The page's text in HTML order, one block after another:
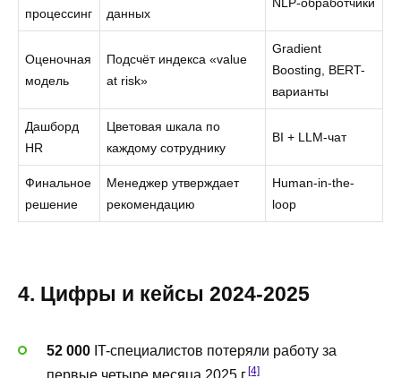
процессинг
данных
Оценочная
модель
Подсчёт индекса «value
at risk»
Gradient
Boosting, BERT-
варианты
Дашборд
HR
Цветовая шкала по
каждому сотруднику
BI + LLM-чат
Финальное
решение
Менеджер утверждает
рекомендацию
Human-in-the-
loop
4. Цифры и кейсы 2024-2025
52 000 IT-специалистов потеряли работу за
первые четыре месяца 2025 г.[4]